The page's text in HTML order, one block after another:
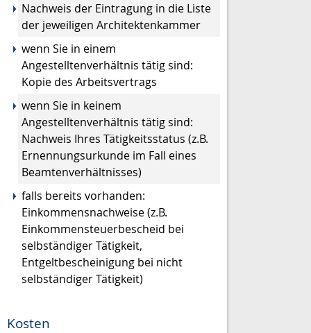
Nachweis der Eintragung in die Liste
der jeweiligen Architektenkammer
wenn Sie in einem
Angestelltenverhältnis tätig sind:
Kopie des Arbeitsvertrags
wenn Sie in keinem
Angestelltenverhältnis tätig sind:
Nachweis Ihres Tätigkeitsstatus (z.B.
Ernennungsurkunde im Fall eines
Beamtenverhältnisses)
falls bereits vorhanden:
Einkommensnachweise (z.B.
Einkommensteuerbescheid bei
selbständiger Tätigkeit,
Entgeltbescheinigung bei nicht
selbständiger Tätigkeit)
Kosten